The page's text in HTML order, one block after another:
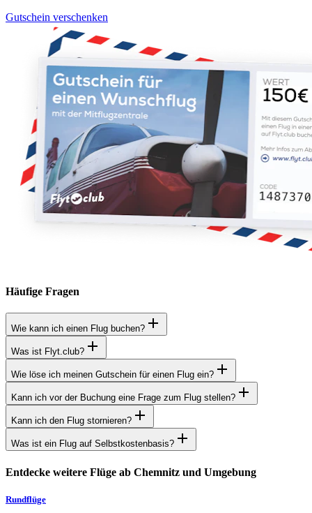
Gutschein verschenken
Häufige Fragen
Wie kann ich einen Flug buchen?
Was ist Flyt.club?
Wie löse ich meinen Gutschein für einen Flug ein?
Kann ich vor der Buchung eine Frage zum Flug stellen?
Kann ich den Flug stornieren?
Was ist ein Flug auf Selbstkostenbasis?
Entdecke weitere Flüge ab Chemnitz und Umgebung
Rundflüge